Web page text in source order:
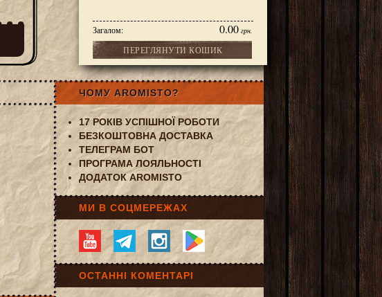
Загалом: 0.00 грн.
ПЕРЕГЛЯНУТИ КОШИК
ЧОМУ AROMISTO?
17 РОКІВ УСПІШНОЇ РОБОТИ
БЕЗКОШТОВНА ДОСТАВКА
ТЕЛЕГРАМ БОТ
ПРОГРАМА ЛОЯЛЬНОСТІ
ДОДАТОК AROMISTO
МИ В СОЦМЕРЕЖАХ
ОСТАННІ КОМЕНТАРІ